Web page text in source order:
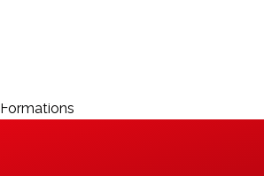
Formations